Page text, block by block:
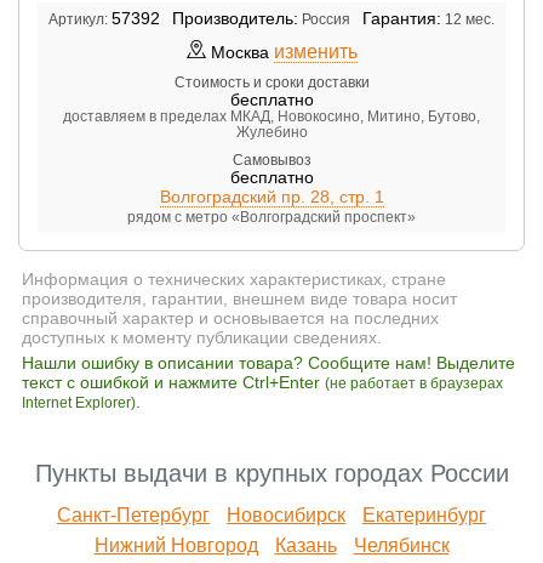
Артикул: 57392 Производитель: Россия Гарантия: 12 мес.
Москва изменить
Стоимость и сроки доставки
бесплатно
доставляем в пределах МКАД, Новокосино, Митино, Бутово,
Жулебино
Самовывоз
бесплатно
Волгоградский пр. 28, стр. 1
рядом с метро «Волгоградский проспект»
Информация о технических характеристиках, стране
производителя, гарантии, внешнем виде товара носит
справочный характер и основывается на последних
доступных к моменту публикации сведениях.
Нашли ошибку в описании товара? Сообщите нам! Выделите
текст с ошибкой и нажмите Ctrl+Enter (не работает в браузерах
Internet Explorer)
Пункты выдачи в крупных городах России
Санкт-Петербург Новосибирск
Екатеринбург
Нижний Новгород
Казань
Челябинск